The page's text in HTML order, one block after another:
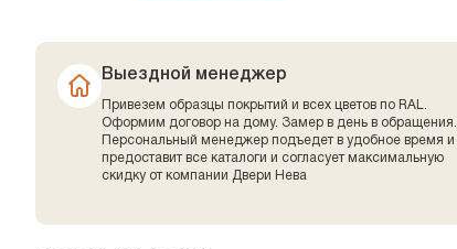
Выездной менеджер
Привезем образцы покрытий и всех цветов по RAL.
Оформим договор на дому. Замер в день в обращения.
Персональный менеджер подъедет в удобное время и
предоставит все каталоги и согласует максимальную
скидку от компании Двери Нева